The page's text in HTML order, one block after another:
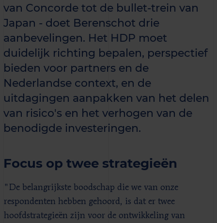
van Concorde tot de bullet-trein van
Japan - doet Berenschot drie
aanbevelingen. Het HDP moet
duidelijk richting bepalen, perspectief
bieden voor partners en de
Nederlandse context, en de
uitdagingen aanpakken van het delen
van risico's en het verhogen van de
benodigde investeringen.
Focus op twee strategieën
"De belangrijkste boodschap die we van onze
respondenten hebben gehoord, is dat er twee
hoofdstrategieën zijn voor de ontwikkeling van